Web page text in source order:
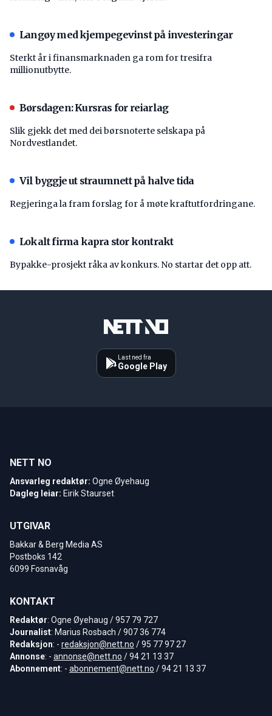
Langøy med kjempegevinst på investeringar
Sterkt år i finansmarknaden ga rom for tresifra
millionutbytte.
Børsdagen: Kursras for reiarlag
Slik gjekk det med dei børsnoterte selskapa på
Nordvestlandet.
Vil byggje ut straumnett på halve tida
Regjeringa la fram forslag for å møte kraftutfordringane.
Lokalt firma kapra stor kontrakt
Bypakke-prosjekt råka av konkurs. No startar det opp att.
Last ned fra
Google Play
NETT NO
Ansvarleg redaktør: Ogne Øyehaug
Dagleg leiar: Eirik Staurset
UTGIVAR
Bakkar & Berg Media AS
Postboks 142
6099 Fosnavåg
KONTAKT
Redaktør: Ogne Øyehaug / 957 79 727
Journalist: Marius Rosbach / 907 36 774
Redaksjon: - redaksjon@nett.no / 95 77 97 27
Annonse: - annonse@nett.no / 94 21 13 37
Abonnement: - abonnement@nett.no / 94 21 13 37